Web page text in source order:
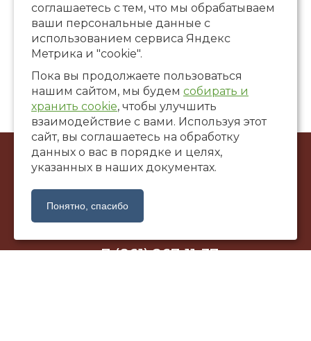
© ООО Художественная галерея «САНТАЛ», 2002-2026
г. Краснодар, ул. Коммунаров, 58
santalgallery@yandex.ru
+7 (861) 267-11-37
соглашаетесь с тем, что мы обрабатываем
ваши персональные данные с
использованием сервиса Яндекс
Метрика и "cookie".
Пока вы продолжаете пользоваться
нашим сайтом, мы будем собирать и
хранить cookie, чтобы улучшить
взаимодействие с вами. Используя этот
сайт, вы соглашаетесь на обработку
данных о вас в порядке и целях,
указанных в наших документах.
Понятно, спасибо